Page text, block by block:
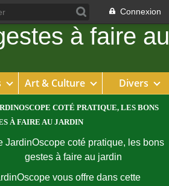
Connexion
Art & Culture Divers
COTÉ PRATIQUE, LES BONS
À FAIRE AU JARDIN
vous offre dans cette